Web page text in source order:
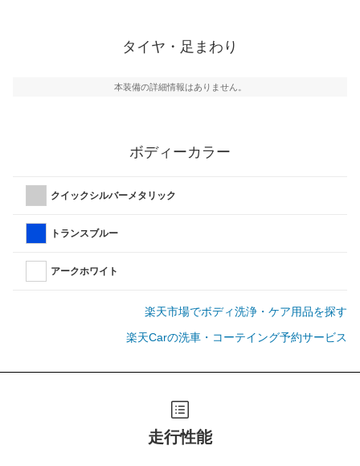
タイヤ・足まわり
本装備の詳細情報はありません。
ボディーカラー
クイックシルバーメタリック
トランスブルー
アークホワイト
楽天市場でボディ洗浄・ケア用品を探す
楽天Carの洗車・コーテイング予約サービス
走行性能